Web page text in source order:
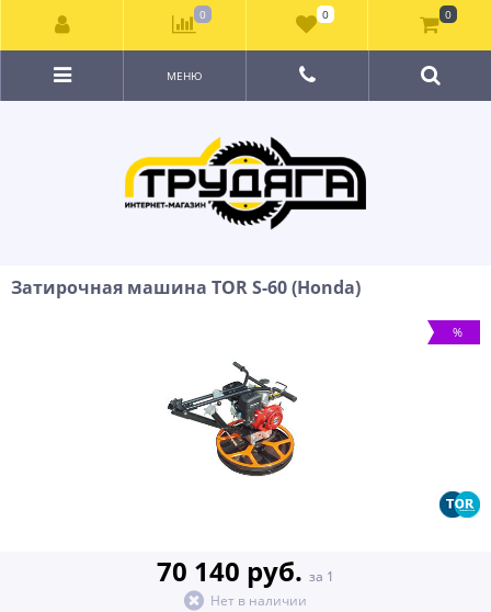
МЕНЮ
Затирочная машина TOR S-60 (Honda)
%
70 140 руб. за 1
Нет в наличии
0 0 0